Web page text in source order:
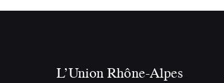
L’Union Rhône-Alpes